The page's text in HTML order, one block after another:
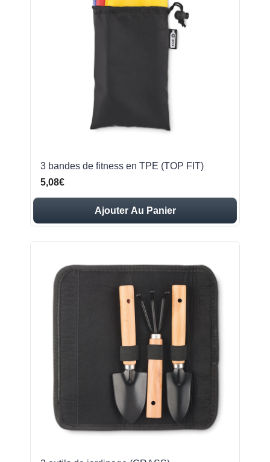
3 bandes de fitness en TPE (TOP FIT)
5,08€
Ajouter Au Panier